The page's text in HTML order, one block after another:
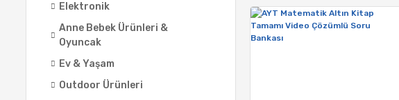
Elektronik
Anne Bebek Ürünleri &
Oyuncak
Ev & Yaşam
Outdoor Ürünleri